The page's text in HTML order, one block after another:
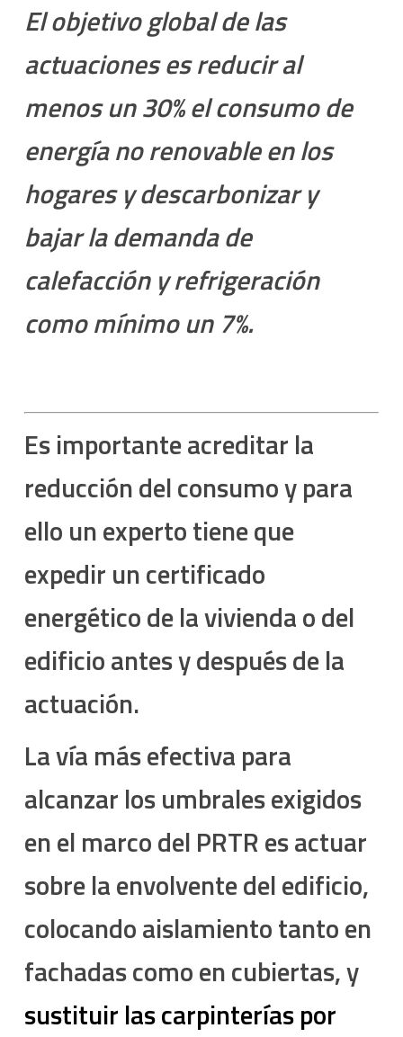
El objetivo global de las
actuaciones es reducir al
menos un 30% el consumo de
energía no renovable en los
hogares y descarbonizar y
bajar la demanda de
calefacción y refrigeración
como mínimo un 7%.
Es importante acreditar la
reducción del consumo y para
ello un experto tiene que
expedir un certificado
energético de la vivienda o del
edificio antes y después de la
actuación.
La vía más efectiva para
alcanzar los umbrales exigidos
en el marco del PRTR es actuar
sobre la envolvente del edificio,
colocando aislamiento tanto en
fachadas como en cubiertas, y
sustituir las carpinterías por